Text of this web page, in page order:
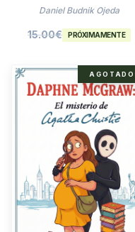
Daniel Budnik Ojeda
15.00€ PRÓXIMAMENTE
AGOTADO